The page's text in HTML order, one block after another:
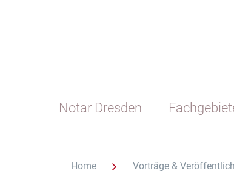
Notar Dresden
Home Vorträge &